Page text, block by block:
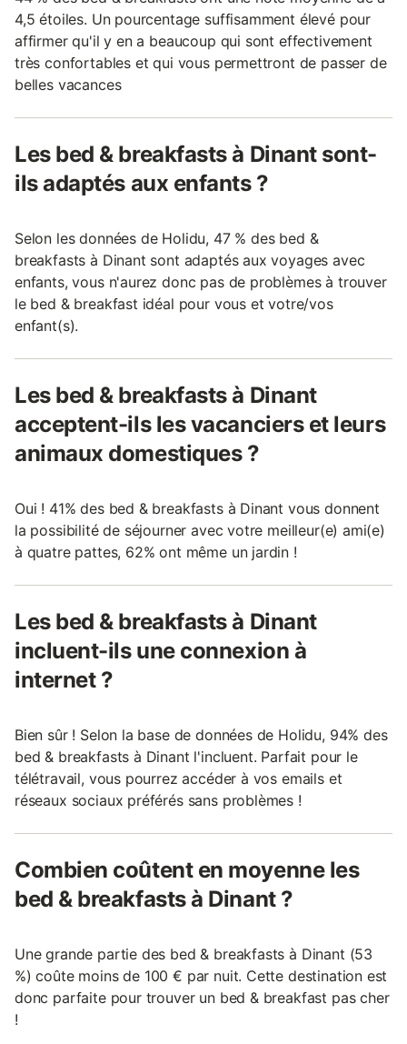
4,5 étoiles. Un pourcentage suffisamment élevé pour
affirmer qu'il y en a beaucoup qui sont effectivement
très confortables et qui vous permettront de passer de
belles vacances
Les bed & breakfasts à Dinant sont-
ils adaptés aux enfants ?
Selon les données de Holidu, 47 % des bed &
breakfasts à Dinant sont adaptés aux voyages avec
enfants, vous n'aurez donc pas de problèmes à trouver
le bed & breakfast idéal pour vous et votre/vos
enfant(s).
Les bed & breakfasts à Dinant
acceptent-ils les vacanciers et leurs
animaux domestiques ?
Oui ! 41% des bed & breakfasts à Dinant vous donnent
la possibilité de séjourner avec votre meilleur(e) ami(e)
à quatre pattes, 62% ont même un jardin !
Les bed & breakfasts à Dinant
incluent-ils une connexion à
internet ?
Bien sûr ! Selon la base de données de Holidu, 94% des
bed & breakfasts à Dinant l'incluent. Parfait pour le
télétravail, vous pourrez accéder à vos emails et
réseaux sociaux préférés sans problèmes !
Combien coûtent en moyenne les
bed & breakfasts à Dinant ?
Une grande partie des bed & breakfasts à Dinant (53
%) coûte moins de 100 € par nuit. Cette destination est
donc parfaite pour trouver un bed & breakfast pas cher
!